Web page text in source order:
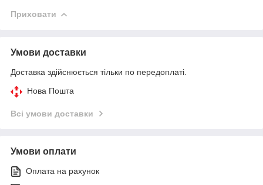
Приховати
Умови доставки
Доставка здійснюється тільки по передоплаті.
Нова Пошта
Всі умови доставки
Умови оплати
Оплата на рахунок